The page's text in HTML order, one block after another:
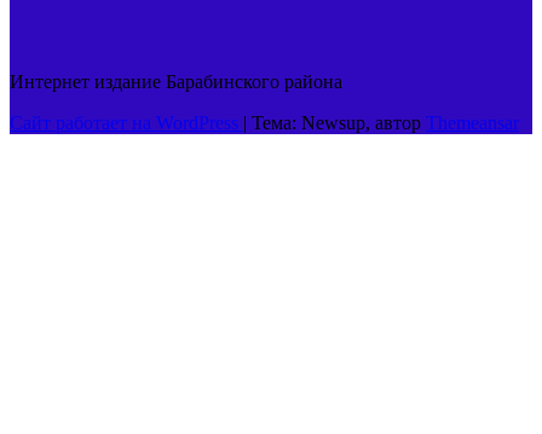
Интернет издание Барабинского района
Сайт работает на WordPress | Тема: Newsup, автор Themeansar